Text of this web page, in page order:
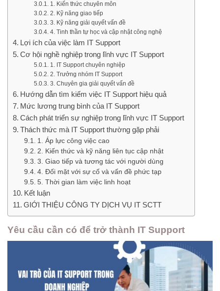
1. Kiến thức chuyên môn
2. Kỹ năng giao tiếp
3. Kỹ năng giải quyết vấn đề
4. Tinh thần tự học và cập nhật công nghệ
Lợi ích của việc làm IT Support
Cơ hội nghề nghiệp trong lĩnh vực IT Support
1. IT Support chuyên nghiệp
2. Trưởng nhóm IT Support
3. Chuyên gia giải quyết vấn đề
Hướng dẫn tìm kiếm việc IT Support hiệu quả
Mức lương trung bình của IT Support
Cách phát triển sự nghiệp trong lĩnh vực IT Support
Thách thức mà IT Support thường gặp phải
1. Áp lực công việc cao
2. Kiến thức và kỹ năng liên tục cập nhật
3. Giao tiếp và tương tác với người dùng
4. Đối mặt với sự cố và vấn đề phức tạp
5. Thời gian làm việc linh hoạt
Kết luận
GIỚI THIỆU CÔNG TY DỊCH VỤ IT SCTT
Yêu cầu cần có để trở thành IT Support